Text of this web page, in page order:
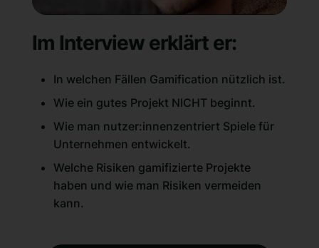
Im Interview erklärt er:
In welchen Fällen Gamification nützlich ist.
Wie ein gutes Projekt NICHT beginnt.
Wie man nutzer:innenzentriert Spiele für
Unternehmen entwickelt.
Welche Risiken gamifizierte Projekte
haben und wie man Risiken vermeiden
kann.